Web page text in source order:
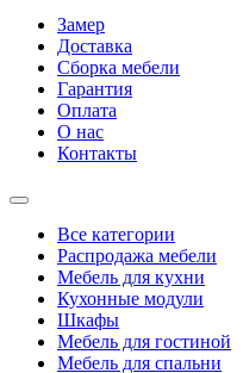
Замер
Доставка
Сборка мебели
Гарантия
Оплата
О нас
Контакты
Все категории
Распродажа мебели
Мебель для кухни
Кухонные модули
Шкафы
Мебель для гостиной
Мебель для спальни